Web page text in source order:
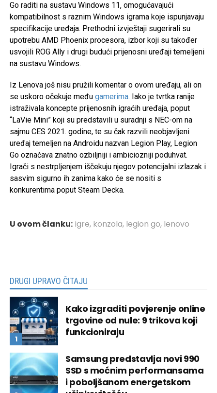
Go raditi na sustavu Windows 11, omogućavajući
kompatibilnost s raznim Windows igrama koje ispunjavaju
specifikacije uređaja. Prethodni izvještaji sugerirali su
upotrebu AMD Phoenix procesora, izbor koji su također
usvojili ROG Ally i drugi budući prijenosni uređaji temeljeni
na sustavu Windows.
Iz Lenova još nisu pružili komentar o ovom uređaju, ali on
se uskoro očekuje među gamerima. Iako je tvrtka ranije
istraživala koncepte prijenosnih igraćih uređaja, poput
“LaVie Mini” koji su predstavili u suradnji s NEC-om na
sajmu CES 2021. godine, te su čak razvili neobjavljeni
uređaj temeljen na Androidu nazvan Legion Play, Legion
Go označava znatno ozbiljniji i ambiciozniji poduhvat.
Igrači s nestrpljenjem iščekuju njegov potencijalni izlazak i
sasvim sigurno ih zanima kako će se nositi s
konkurentima poput Steam Decka.
U ovom članku: igre, konzola, legion go, lenovo
DRUGI UPRAVO ČITAJU
Kako izgraditi povjerenje online
trgovine od nule: 9 trikova koji
funkcioniraju
Samsung predstavlja novi 990
SSD s moćnim performansama
i poboljšanom energetskom